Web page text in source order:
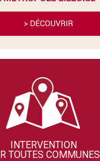
INTERVENTION
TOUTES COMMUNES